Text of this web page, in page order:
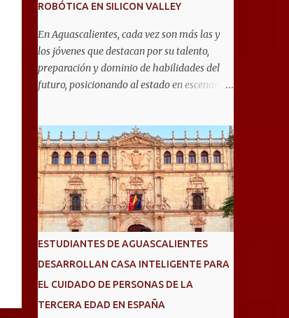
ROBÓTICA EN SILICON VALLEY
En Aguascalientes, cada vez son más las y
los jóvenes que destacan por su talento,
preparación y dominio de habilidades del
futuro, posicionando al estado en escenarios
General No. 6, que clasificó a la competencia
internacional RoboRAVE 2026, a realizarse
en julio en Silicon Valley, California, donde
competirán con jóvenes de todo el mundo. Su
pase lo obtuvieron en RoboRAVE México
2025, en Puerto Vallarta, tras destacar por su
precisión, creatividad y habilidades en
trabajo en equipo. Divididos en cinco
equipos, participarán en la categoría Fast
Bot, en la que robots diseñados por ellos
ESTUDIANTES DE AGUASCALIENTES
DESARROLLAN CASA INTELIGENTE PARA
EL CUIDADO DE PERSONAS DE LA
TERCERA EDAD EN ESPAÑA